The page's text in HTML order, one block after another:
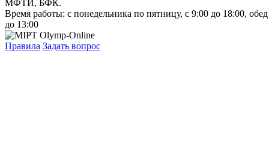
МФТИ, БФК.
Время работы: с понедельника по пятницу, с 9:00 до 18:00,
до 13:00
Правила Задать вопрос